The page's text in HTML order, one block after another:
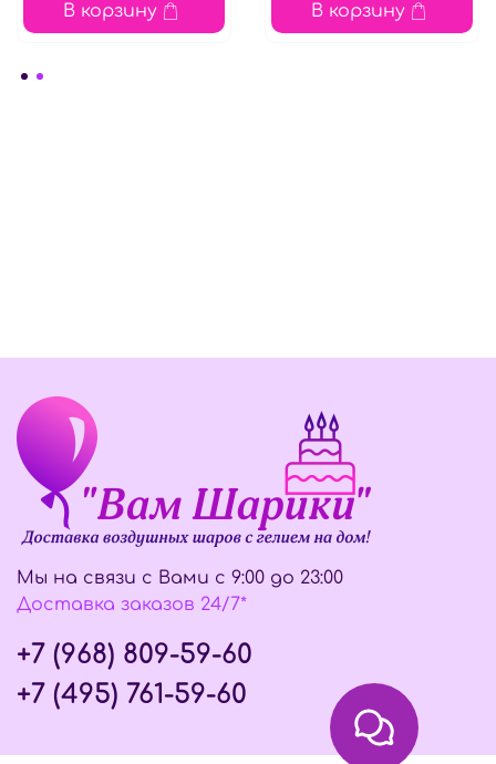
В корзину В корзину
Мы на связи с Вами с 9:00 до 23:00
Доставка заказов 24/7*
+7 (968) 809-59-60
+7 (495) 761-59-60